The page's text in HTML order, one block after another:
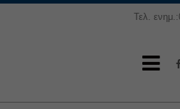
Τελ.